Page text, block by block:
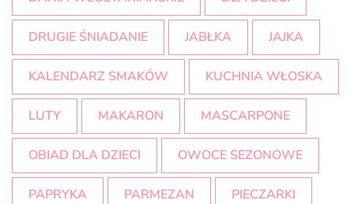
DRUGIE ŚNIADANIE JABŁKA JAJKA
KALENDARZ SMAKÓW KUCHNIA WŁOSKA
LUTY MAKARON MASCARPONE
OBIAD DLA DZIECI OWOCE SEZONOWE
PAPRYKA PARMEZAN PIECZARKI